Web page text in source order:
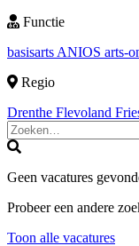
Functie
basisarts ANIOS arts-
Regio
Drenthe Flevoland
Geen vacatures
Probeer een andere
Toon alle vacatures